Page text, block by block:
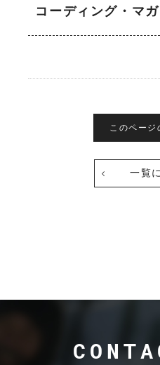
コーディング・マ
このペー
一覧